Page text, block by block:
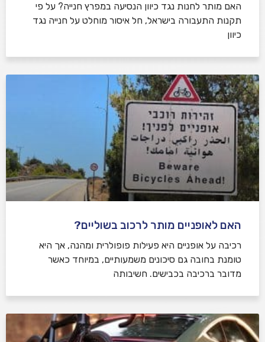
האם מותר לחנות נגד כיוון הנסיעה במפרץ חנייה? על פי
תקנות התעבורה בישראל, חל איסור מוחלט על חנייה נגד
כיוון
האם לאופניים מותר לרכוב בשוליים?
רכיבה על אופניים היא פעילות פופולרית ומהנה, אך היא
טומנת בחובה גם סיכונים משמעותיים, במיוחד כאשר
מדובר ברכיבה בכבישים. חשיבותה